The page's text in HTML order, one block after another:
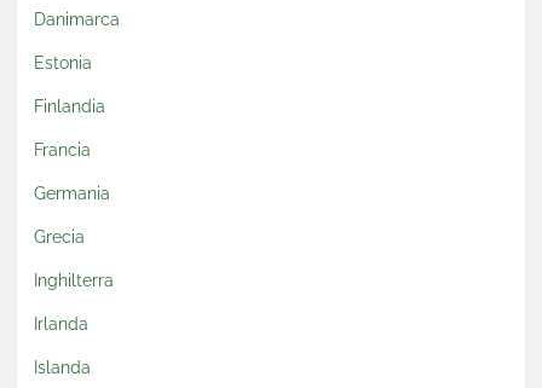
Danimarca
Estonia
Finlandia
Francia
Germania
Grecia
Inghilterra
Irlanda
Islanda